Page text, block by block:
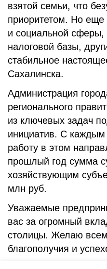
взятой семьи, что
приоритетом. Но еще
и социальной сферы,
налоговой базы,
стабильное
Сахалинска.
Администрация
регионального
из ключевых задач
инициатив. С
работу в этом
прошлый год сумма
хозяйствующим
млн руб.
Уважаемые
вас за огромный
столицы. Желаю всем
благополучия и